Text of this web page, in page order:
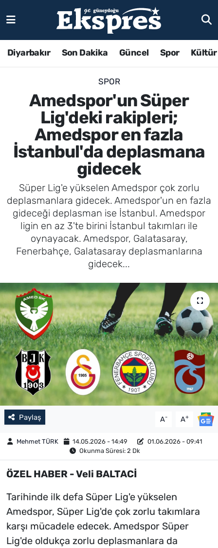
Diyarbakır Son Dakika Güncel Spor
SPOR
Amedspor'un Süper
Lig'deki rakipleri;
Amedspor en fazla
İstanbul'da deplasmana
gidecek
Süper Lig'e yükselen Amedspor çok zorlu
deplasmanlara gidecek. Amedspor'un en fazla
gideceği deplasman ise İstanbul. Amedspor
ligin en az 3'te birini İstanbul takımları ile
oynayacak. Amedspor, Galatasaray,
Fenerbahçe, Galatasaray deplasmanlarına
gidecek...
Paylaş A- A+
Mehmet TÜRK 14.05.2026 - 14:49
01.06.2026 - 09:41
Okunma Süresi: 2 Dk
ÖZEL HABER - Veli BALTACİ
Tarihinde ilk defa Süper Lig'e yükselen
Amedspor, Süper Lig'de çok zorlu takımlara
karşı mücadele edecek. Amedspor Süper
Lig'de oldukça zorlu deplasmanlara da